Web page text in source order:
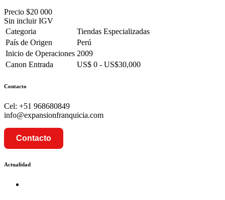
Precio $20 000
Sin incluir IGV
Categoria
Tiendas Especializadas
País de Origen
Perú
Inicio de Operaciones 2009
Canon Entrada
US$ 0 - US$30,000
Contacto
Cel: +51 968680849
info@expansionfranquicia.com
Contacto
Actualidad